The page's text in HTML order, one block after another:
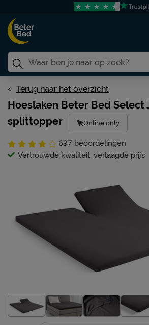
Terug naar het overzicht
Hoeslaken Beter Bed Select
splittopper
Online only
697 beoordelingen
Vertrouwde kwaliteit, verlaagde prijs